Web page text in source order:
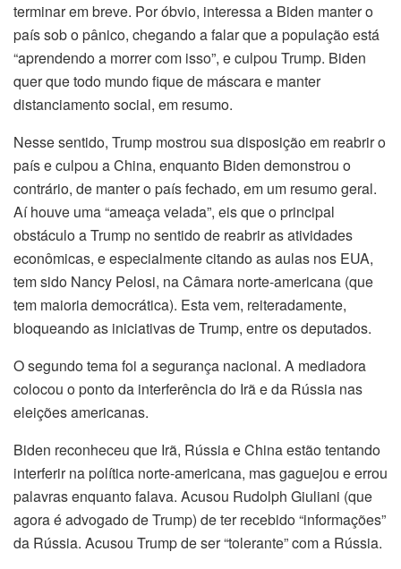
terminar em breve. Por óbvio, interessa a Biden manter o
país sob o pânico, chegando a falar que a população está
“aprendendo a morrer com isso”, e culpou Trump. Biden
quer que todo mundo fique de máscara e manter
distanciamento social, em resumo.
Nesse sentido, Trump mostrou sua disposição em reabrir o
país e culpou a China, enquanto Biden demonstrou o
contrário, de manter o país fechado, em um resumo geral.
Aí houve uma “ameaça velada”, eis que o principal
obstáculo a Trump no sentido de reabrir as atividades
econômicas, e especialmente citando as aulas nos EUA,
tem sido Nancy Pelosi, na Câmara norte-americana (que
tem maioria democrática). Esta vem, reiteradamente,
bloqueando as iniciativas de Trump, entre os deputados.
O segundo tema foi a segurança nacional. A mediadora
colocou o ponto da interferência do Irã e da Rússia nas
eleições americanas.
Biden reconheceu que Irã, Rússia e China estão tentando
interferir na política norte-americana, mas gaguejou e errou
palavras enquanto falava. Acusou Rudolph Giuliani (que
agora é advogado de Trump) de ter recebido “informações”
da Rússia. Acusou Trump de ser “tolerante” com a Rússia.